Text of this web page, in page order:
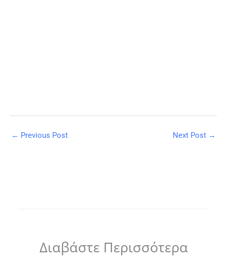
← Previous Post Next Post →
Διαβάστε Περισσότερα